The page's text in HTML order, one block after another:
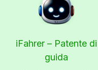
iFahrer – Patente di
guida